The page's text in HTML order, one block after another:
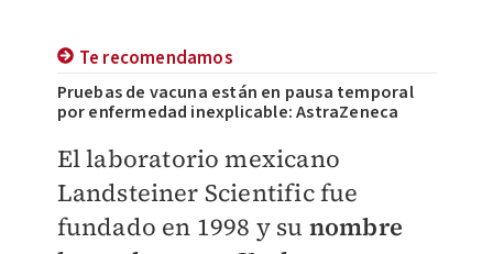
Te recomendamos
Pruebas de vacuna están en pausa temporal
por enfermedad inexplicable: AstraZeneca
El laboratorio mexicano
Landsteiner Scientific fue
fundado en 1998 y su nombre